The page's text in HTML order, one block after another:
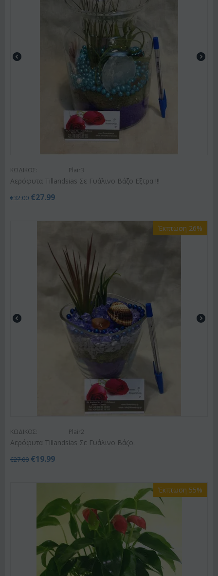
ΚΩΔΙΚΟΣ: Plair3
Αερόφυτα Tillandsias Σε Γυάλινο Βάζο Εξτρα !!!
€32.00 €27.99
Έκπτωση 26%
ΚΩΔΙΚΟΣ: Plair2
Αερόφυτα Tillandsias Σε Γυάλινο Βάζο.
€27.00 €19.99
Έκπτωση 55%